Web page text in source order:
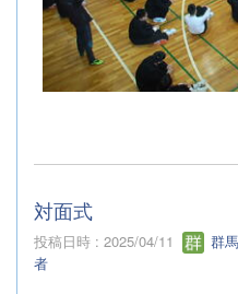
対面式
投稿日時 : 2025/04/11
群
者